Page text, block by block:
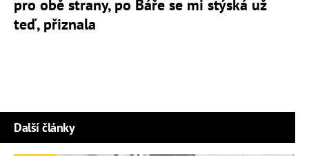
pro obě strany, po Báře se mi stýská už
teď, přiznala
Další články